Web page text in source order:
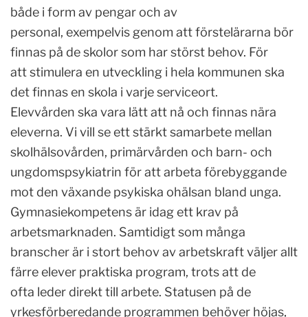
både i form av pengar och av
personal, exempelvis genom att förstelärarna bör
finnas på de skolor som har störst behov. För
att stimulera en utveckling i hela kommunen ska
det finnas en skola i varje serviceort.
Elevvården ska vara lätt att nå och finnas nära
eleverna. Vi vill se ett stärkt samarbete mellan
skolhälsovården, primärvården och barn- och
ungdomspsykiatrin för att arbeta förebyggande
mot den växande psykiska ohälsan bland unga.
Gymnasiekompetens är idag ett krav på
arbetsmarknaden. Samtidigt som många
branscher är i stort behov av arbetskraft väljer allt
färre elever praktiska program, trots att de
ofta leder direkt till arbete. Statusen på de
yrkesförberedande programmen behöver höjas,